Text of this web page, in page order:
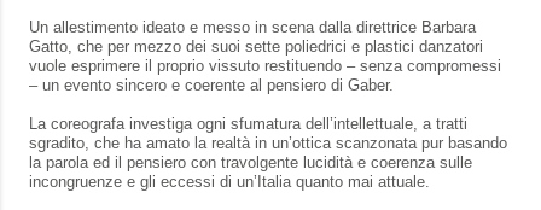
Un allestimento ideato e messo in scena dalla direttrice Barbara
Gatto, che per mezzo dei suoi sette poliedrici e plastici danzatori
vuole esprimere il proprio vissuto restituendo – senza compromessi
– un evento sincero e coerente al pensiero di Gaber.
La coreografa investiga ogni sfumatura dell’intellettuale, a tratti
sgradito, che ha amato la realtà in un’ottica scanzonata pur basando
la parola ed il pensiero con travolgente lucidità e coerenza sulle
incongruenze e gli eccessi di un’Italia quanto mai attuale.